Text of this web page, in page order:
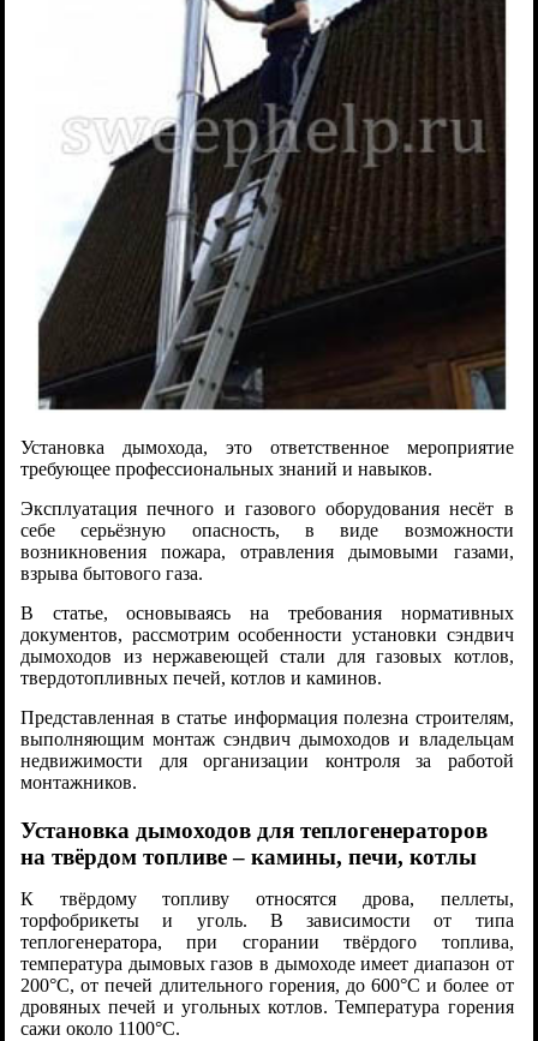
Установка дымохода, это ответственное мероприятие
требующее профессиональных знаний и навыков.
Эксплуатация печного и газового оборудования несёт в
себе серьёзную опасность, в виде возможности
возникновения пожара, отравления дымовыми газами,
взрыва бытового газа.
В статье, основываясь на требования нормативных
документов, рассмотрим особенности установки сэндвич
дымоходов из нержавеющей стали для газовых котлов,
твердотопливных печей, котлов и каминов.
Представленная в статье информация полезна строителям,
выполняющим монтаж сэндвич дымоходов и владельцам
недвижимости для организации контроля за работой
монтажников.
Установка дымоходов для теплогенераторов
на твёрдом топливе – камины, печи, котлы
К твёрдому топливу относятся дрова, пеллеты,
торфобрикеты и уголь. В зависимости от типа
теплогенератора, при сгорании твёрдого топлива,
температура дымовых газов в дымоходе имеет диапазон от
200°С, от печей длительного горения, до 600°С и более от
дровяных печей и угольных котлов. Температура горения
сажи около 1100°С.